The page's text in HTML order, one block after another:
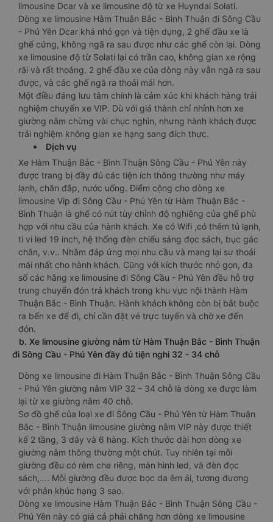
limousine Dcar và xe limousine độ từ xe Huyndai Solati.
Dòng xe limousine Hàm Thuận Bắc - Bình Thuận đi Sông Cầu
- Phú Yên Dcar khá nhỏ gọn và tiện dụng, 2 ghế đầu xe là
ghế cứng, không ngã ra sau được như các ghế còn lại. Dòng
xe limousine độ từ Solati lại có trần cao, không gian xe rộng
rãi và rất thoáng. 2 ghế đầu xe của dòng này vẫn ngã ra sau
được, và các ghế ngã ra thoải mái hơn.
Một điều đáng lưu tâm chính là cảm xúc khi khách hàng trải
nghiệm chuyến xe VIP. Dù với giá thành chỉ nhỉnh hơn xe
giường nằm chừng vài chục nghìn, nhưng hành khách được
trải nghiệm không gian xe hạng sang đích thực.
Dịch vụ
Xe Hàm Thuận Bắc - Bình Thuận Sông Cầu - Phú Yên này
được trang bị đầy đủ các tiện ích thông thường như máy
lạnh, chăn đắp, nước uống. Điểm cộng cho dòng xe
limousine Vip đi Sông Cầu - Phú Yên từ Hàm Thuận Bắc -
Bình Thuận là ghế có nút tùy chỉnh độ nghiêng của ghế phù
hợp với nhu cầu của hành khách. Xe có Wifi ,có thêm tủ lạnh,
ti vi led 19 inch, hệ thống đèn chiếu sáng đọc sách, bục gác
chân, v.v.. Nhằm đáp ứng mọi nhu cầu và mang lại sự thoải
mái nhất cho hành khách. Cũng với kích thước nhỏ gọn, đa
số các hãng xe limousine đi Sông Cầu - Phú Yên đều hỗ trợ
trung chuyển đón trả khách trong khu vực nội thành Hàm
Thuận Bắc - Bình Thuận. Hành khách không còn bị bắt buộc
ra bến xe để đi, chỉ cần đặt vé trực tuyến và chờ xe đến
đón.
b. Xe limousine giường nằm từ Hàm Thuận Bắc - Bình Thuận
đi Sông Cầu - Phú Yên đầy đủ tiện nghi 32 - 34 chỗ
Dòng xe limousine đi Hàm Thuận Bắc - Bình Thuận Sông Cầu
- Phú Yên giường nằm VIP 32 – 34 chỗ là dòng xe được làm
lại từ xe giường nằm 40 chỗ.
Sơ đồ ghế của loại xe đi Sông Cầu - Phú Yên từ Hàm Thuận
Bắc - Bình Thuận limousine giường nằm VIP này được thiết
kế 2 tầng, 3 dãy và 6 hàng. Kích thước dài hơn dòng xe
giường nằm thông thường một chút. Tuy nhiên tại mỗi
giường đều có rèm che riêng, màn hình led, và đèn đọc
sách,…. Mỗi giường đều được bọc da êm ái, tương đương
với phân khúc hạng 3 sao.
Dòng xe limousine Hàm Thuận Bắc - Bình Thuận Sông Cầu -
Phú Yên này có giá cả phải chăng hơn dòng xe limousine